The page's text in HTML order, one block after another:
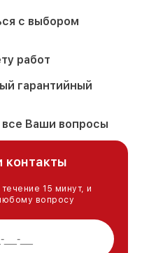
с выбором
работ
гарантийный
Ваши вопросы
контакты
15 минут, и
вопросу